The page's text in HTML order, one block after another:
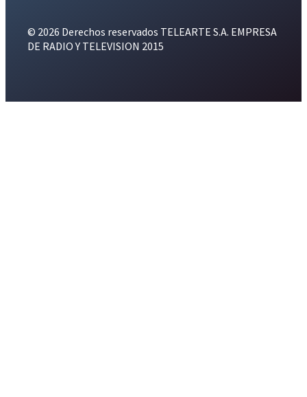
© 2026 Derechos reservados TELEARTE S.A. EMPRESA
DE RADIO Y TELEVISION 2015